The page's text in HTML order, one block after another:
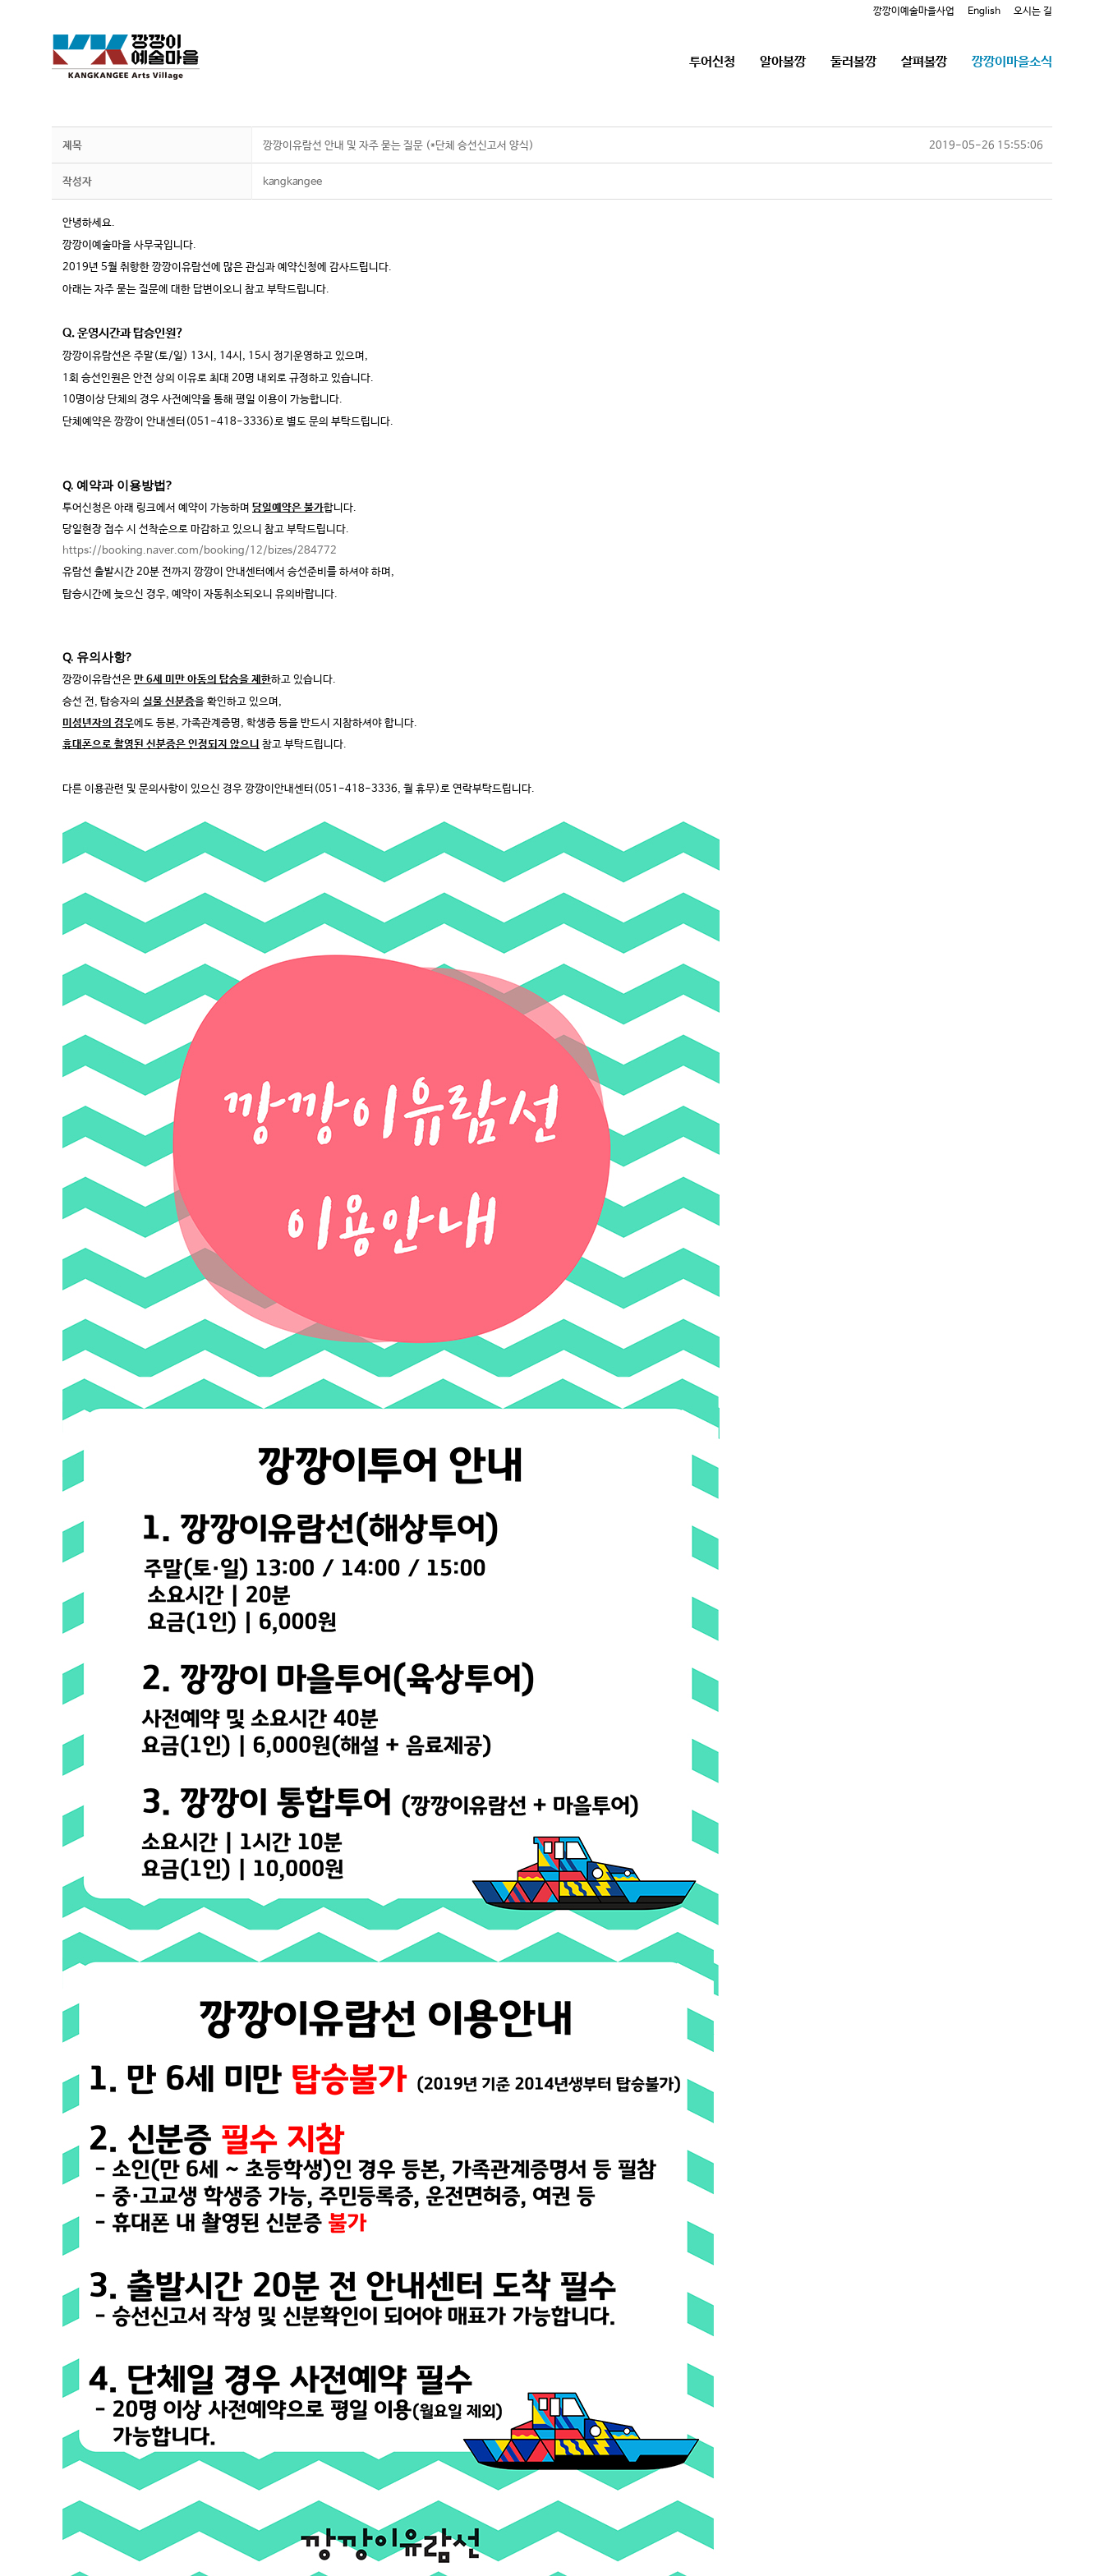
깡깡이예술마을사업 English 오시는 길
투어신청 알아볼깡 둘러볼깡 살펴볼깡 깡깡이마을소식
제목 깡깡이유람선 안내 및 자주 묻는 질문 (*단체 승선신고서 양식) 2019-05-26 15:55:06
작성자 kangkangee
안녕하세요.
깡깡이예술마을 사무국입니다.
2019년 5월 취항한 깡깡이유람선에 많은 관심과 예약신청에 감사드립니다.
아래는 자주 묻는 질문에 대한 답변이오니 참고 부탁드립니다.
Q. 운영시간과 탑승인원?
깡깡이유람선은 주말(토/일) 13시, 14시, 15시 정기운영하고 있으며,
1회 승선인원은 안전 상의 이유로 최대 20명 내외로 규정하고 있습니다.
10명이상 단체의 경우 사전예약을 통해 평일 이용이 가능합니다.
단체예약은 깡깡이 안내센터(051-418-3336)로 별도 문의 부탁드립니다.
Q. 예약과 이용방법?
투어신청은 아래 링크에서 예약이 가능하며 당일예약은 불가합니다.
당일현장 접수 시 선착순으로 마감하고 있으니 참고 부탁드립니다.
https://booking.naver.com/booking/12/bizes/284772
유람선 출발시간 20분 전까지 깡깡이 안내센터에서 승선준비를 하셔야 하며,
탑승시간에 늦으신 경우, 예약이 자동취소되오니 유의바랍니다.
Q. 유의사항?
깡깡이유람선은 만 6세 미만 아동의 탑승을 제한하고 있습니다.
승선 전, 탑승자의 실물 신분증을 확인하고 있으며,
미성년자의 경우에도 등본, 가족관계증명, 학생증 등을 반드시 지참하셔야 합니다.
휴대폰으로 촬영된 신분증은 인정되지 않으니 참고 부탁드립니다.
다른 이용관련 및 문의사항이 있으신 경우 깡깡이안내센터(051-418-3336, 월 휴무)로 연락부탁드립니다.